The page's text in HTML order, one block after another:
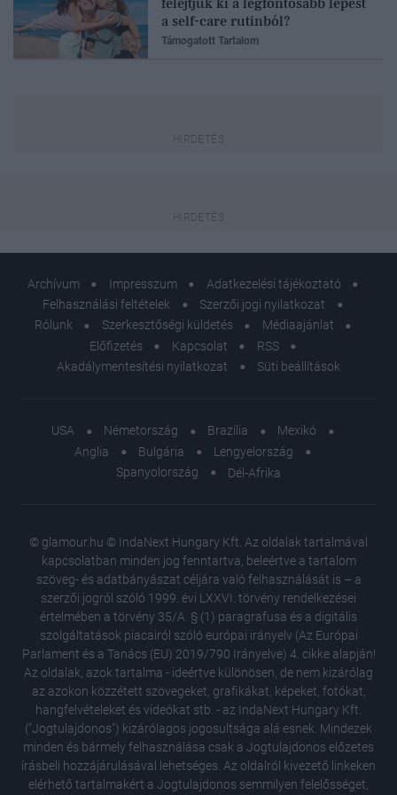
a self-care rutinból?
Támogatott Tartalom
Archívum Impresszum
Adatkezelési tájékoztató
Felhasználási feltételek
Szerzői jogi nyilatkozat
Rólunk
Szerkesztőségi küldetés
Médiaajánlat
Előfizetés
Kapcsolat
RSS
Akadálymentesítési nyilatkozat
Süti beállítások
USA Németország Brazília
Mexikó
Anglia
Bulgária
Lengyelország
Spanyolország
Dél-Afrika
© glamour.hu © IndaNext Hungary Kft. Az oldalak tartalmával
kapcsolatban minden jog fenntartva, beleértve a tartalom
szöveg- és adatbányászat céljára való felhasználását is – a
szerzői jogról szóló 1999. évi LXXVI. törvény rendelkezései
értelmében a törvény 35/A. § (1) paragrafusa és a digitális
szolgáltatások piacairól szóló európai irányelv (Az Európai
Parlament és a Tanács (EU) 2019/790 Irányelve) 4. cikke alapján!
Az oldalak, azok tartalma - ideértve különösen, de nem kizárólag
az azokon közzétett szövegeket, grafikákat, képeket, fotókat,
hangfelvételeket és videókat stb. - az IndaNext Hungary Kft.
("Jogtulajdonos") kizárólagos jogosultsága alá esnek. Mindezek
minden és bármely felhasználása csak a Jogtulajdonos előzetes
írásbeli hozzájárulásával lehetséges. Az oldalról kivezető linkeken
elérhető tartalmakért a Jogtulajdonos semmilyen felelősséget,